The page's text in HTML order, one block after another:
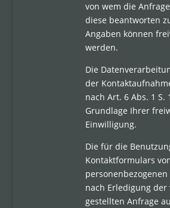
von wem die
diese beantworten
Angaben können
werden.
Die
der
nach Art. 6 Abs. 1 S.
Grundlage Ihrer
Einwilligung.
Die für die
Kontaktformulars
nach Erledigung der
gestellten Anfrage